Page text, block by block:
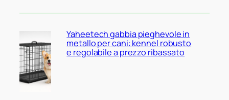
Yaheetech gabbia pieghevole in
metallo per cani: kennel robusto
e regolabile a prezzo ribassato